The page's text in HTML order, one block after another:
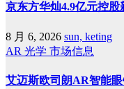
京东方华灿4.9亿元控
8 月 6, 2026 sun, keting
AR 光学 市场信息
艾迈斯欧司朗AR智能